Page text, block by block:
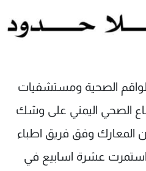
الصحية ومستشفيات
الصحي اليمني على وشك
المعارك وفق فريق اطباء
استمرت عشرة اسابيع في
الإسـتخدام